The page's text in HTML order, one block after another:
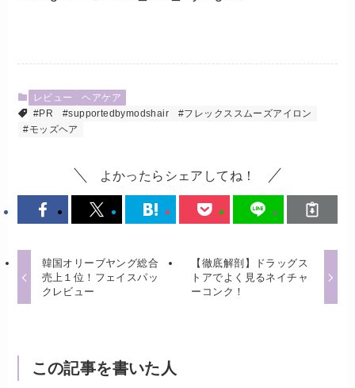
レビュー
ヘアケア
#PR
#supportedbymodshair
#フレックススムーズアイロン
#モッズヘア
よかったらシェアしてね！
韓国オリーブヤング総合
売上１位！フェイスパッ
クレビュー
【徹底解剖】ドラッグス
トアでよく見るネイチャ
ーコンク！
この記事を書いた人